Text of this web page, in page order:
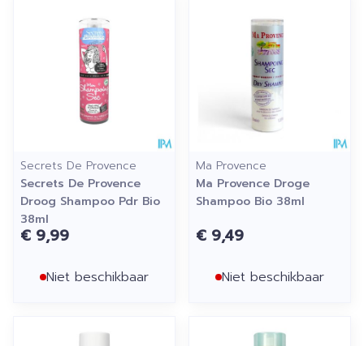
Secrets De Provence
Secrets De Provence
Droog Shampoo Pdr Bio
38ml
€ 9,99
Niet beschikbaar
Ma Provence
Ma Provence Droge
Shampoo Bio 38ml
€ 9,49
Niet beschikbaar